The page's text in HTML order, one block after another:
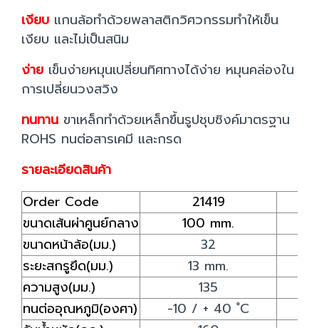
เงียบ แกนล้อทำด้วยพลาสติกวิศวกรรมทำให้เข็น
เงียบ และไม่เป็นสนิม
ง่าย เข็นง่ายหมุนเปลี่ยนทิศทางได้ง่าย หมุนคล่องใน
การเปลี่ยนวงสวิง
ทนทาน ขาเหล็กทำด้วยเหล็กขึ้นรูปชุบซิงค์มาตรฐาน
ROHS ทนต่อสารเคมี และกรด
รายละเอียดสินค้า
Order Code
21419
ขนาดเส้นผ่าศูนย์กลาง
100 mm.
ขนาดหน้าล้อ(มม.)
32
ระยะสกรูยึด(มม.)
13 mm.
ความสูง(มม.)
135
ทนต่ออุณหภูมิ(องศา)
-10 / + 40 ํC